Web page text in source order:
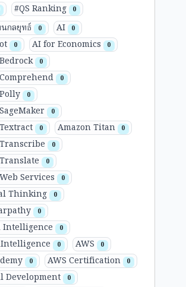
#QS Ranking 0
กลยุทธ์ 0 AI 0
0 AI for Economics 0
0
0
0
0
0 Amazon Titan 0
0
0
Services 0
Thinking 0
0
0
0 AWS 0
0 AWS Certification 0
Development 0